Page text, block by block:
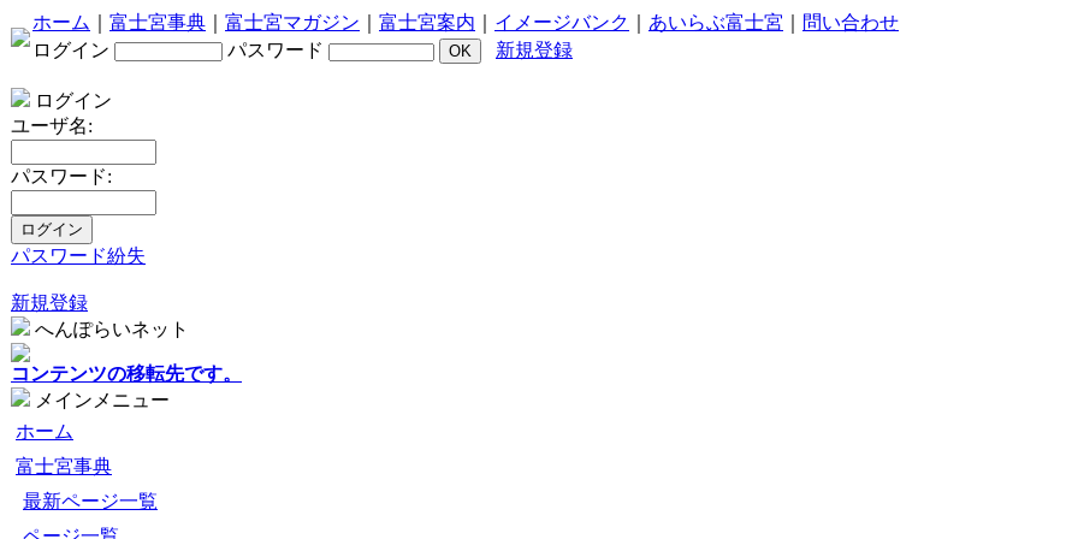
ホーム 富士宮事典 富士宮マガジン 富士宮案内 イメージバンク あいらぶ富士宮
問い合わせ
ログイン
パスワード 新規登録
ログイン
ユーザ名:
パスワード:
パスワード紛失
新規登録
へんぽらいネット
コンテンツの移転先です。
メインメニュー
ホーム
富士宮事典
最新ページ一覧